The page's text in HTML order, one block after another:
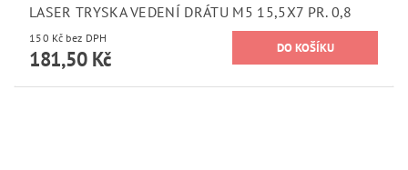
LASER TRYSKA VEDENÍ DRÁTU M5 15,5X7 PR. 0,8
150 Kč bez DPH
181,50 Kč